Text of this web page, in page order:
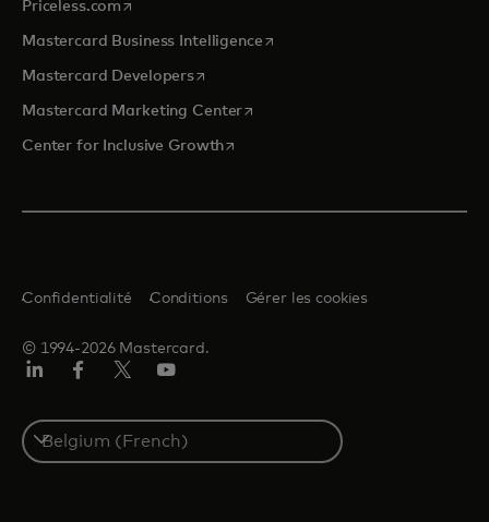
Priceless.com s’ouvre dans un nouvel onglet
Mastercard Business Intelligences’ouvre dans un nouvel onglet
Mastercard Developerss’ouvre dans un nouvel onglet
Mastercard Marketing Centers’ouvre dans un nouvel onglet
Center for Inclusive Growths’ouvre dans un nouvel onglet
© 1994-2026 Mastercard.
Confidentialité Conditions Gérer les cookies
Select
a
country